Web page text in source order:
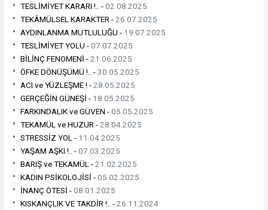
TESLİMİYET KARARI !.. -02.08.2025
TEKÂMÜLSEL KARAKTER -26.07.2025
AYDINLANMA MUTLULUĞU - 19.07.2025
TESLİMİYET YOLU -07.07.2025
BİLİNÇ FENOMENİ -21.06.2025
ÖFKE DÖNÜŞÜMÜ !.. -30.05.2025
ACI ve YÜZLEŞME ! -28.05.2025
GERÇEĞİN GÜNEŞİ - 18.05.2025
FARKINDALIK ve GÜVEN -05.05.2025
TEKAMÜL ve HUZUR -28.04.2025
STRESSİZ YOL - 11.04.2025
YAŞAM AŞKI !.. -07.03.2025
BARIŞ ve TEKAMÜL -21.02.2025
KADIN PSİKOLOJİSİ -05.02.2025
İNANÇ ÖTESİ -08.01.2025
KISKANÇLIK VE TAKDİR !.. -26.11.2024